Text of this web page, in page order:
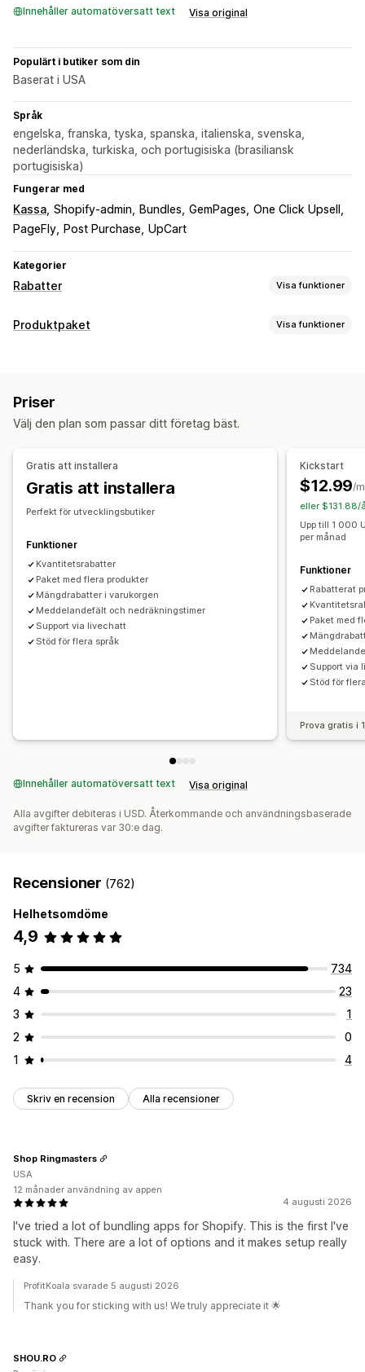
Innehåller automatöversatt text Visa original
Populärt i butiker som din
Baserat i USA
Språk
engelska, franska, tyska, spanska, italienska, svenska,
nederländska, turkiska, och portugisiska (brasiliansk
portugisiska)
Fungerar med
Kassa Shopify-admin Bundles GemPages One Click Upsell
PageFly
Post Purchase UpCart
Kategorier
Rabatter Visa funktioner
Rabattyper
Rabatter på hela varukorgen
Tidsbegränsade erbjudanden Nedräkningstimer
Rabatthantering
Analysverktyg
Produktpaket Visa funktioner
Paket med oändliga alternativ
Merförsäljningspaket Korsförsäljningspaket
Digitala produkter
Anpassade paket
Kvantitetsbaserade priser
Stegvisa mängdrabatter
Rabattbelopp
Procentuella rabatter
Rabatter på hela varukorgen
Prissättning för bulkorder
Grossistpriser
Dynamisk prissättning
Priser
Välj den plan som passar ditt företag bäst.
Gratis att installera
Gratis att installera
Perfekt för utvecklingsbutiker
Funktioner
Kvantitetsrabatter
Paket med flera produkter
Mängdrabatter i varukorgen
Meddelandefält och nedräkningstimer
Support via livechatt
Stöd för flera språk
Kickstart
$12.99/
eller $131.88/
Upp till 1 000
per månad
Funktioner
Rabatterat
Paket med
Support via
Stöd för
Prova gratis i
Innehåller automatöversatt text Visa original
Alla avgifter debiteras i USD. Återkommande och användningsbaserade
avgifter faktureras var 30:e dag.
Recensioner (762)
Helhetsomdöme
4,9
5
734
4
23
3
1
2
0
1
4
Skriv en recension Alla recensioner
4 augusti 2026
I've tried a lot of bundling apps for Shopify. This is the first I've
stuck with. There are a lot of options and it makes setup really
easy.
Shop Ringmasters
USA
12 månader användning av appen
ProfitKoala svarade 5 augusti 2026
Thank you for sticking with us! We truly appreciate it 🌟
SHOU.RO